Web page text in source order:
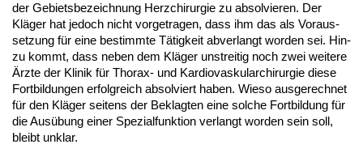
der Ge­biets­be­zeich­nung Herz­chir­ur­gie zu ab­sol­vie­ren. Der
Kläger hat je­doch nicht vor­ge­tra­gen, dass ihm das als Vor­aus­
set­zung für ei­ne be­stimm­te Tätig­keit ab­ver­langt wor­den sei. Hin­
zu kommt, dass ne­ben dem Kläger un­strei­tig noch zwei wei­te­re
Ärz­te der Kli­nik für Tho­rax- und Kar­dio­vas­ku­lar­chir­ur­gie die­se
Fort­bil­dun­gen er­folg­reich ab­sol­viert ha­ben. Wie­so aus­ge­rech­net
für den Kläger sei­tens der Be­klag­ten ei­ne sol­che Fort­bil­dung für
die Ausübung ei­ner Spe­zi­al­funk­ti­on ver­langt wor­den sein soll,
bleibt un­klar.